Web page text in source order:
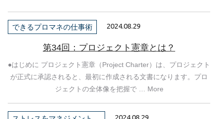
できるプロマネの仕事術 2024.08.29
第34回：プロジェクト憲章とは？
●はじめに プロジェクト憲章（Project Charter）は、プロジェクト
が正式に承認されると、最初に作成される文書になります。プロ
ジェクトの全体像を把握で … More
2024.08.29